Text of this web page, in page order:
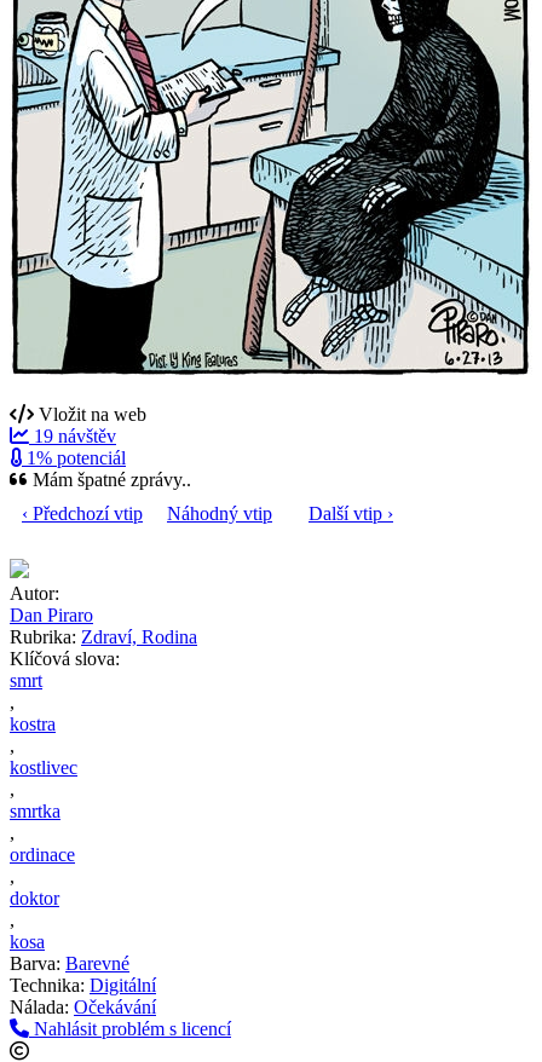
Vložit na web
19 návštěv
1% potenciál
Mám špatné zprávy..
‹ Předchozí vtip
Náhodný vtip Další vtip ›
Autor:
Dan Piraro
Rubrika: Zdraví, Rodina
Klíčová slova:
smrt
,
kostra
,
kostlivec
,
smrtka
,
ordinace
,
doktor
,
kosa
Barva: Barevné
Technika: Digitální
Nálada: Očekávání
Nahlásit problém s licencí